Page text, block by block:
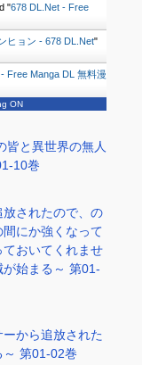
"678 DL.Net - Free
ヒョン - 678 DL.Net"
Free Manga DL 無料漫
- Free Manga DL
ON
皆と異世界の無人
10巻
されたので、の
にか強くなって
おいてくれませ
始まる～ 第01-
から追放された
第01-02巻